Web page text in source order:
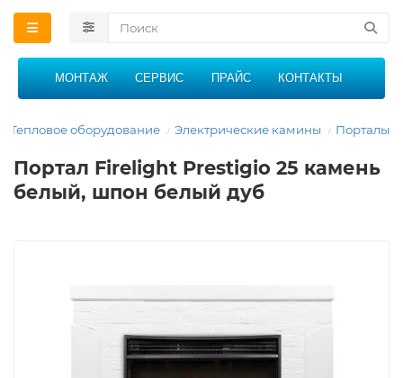
МОНТАЖ СЕРВИС ПРАЙС КОНТАКТЫ
Тепловое оборудование Электрические камины Порталы
Портал Firelight Prestigio 25 камень
белый, шпон белый дуб